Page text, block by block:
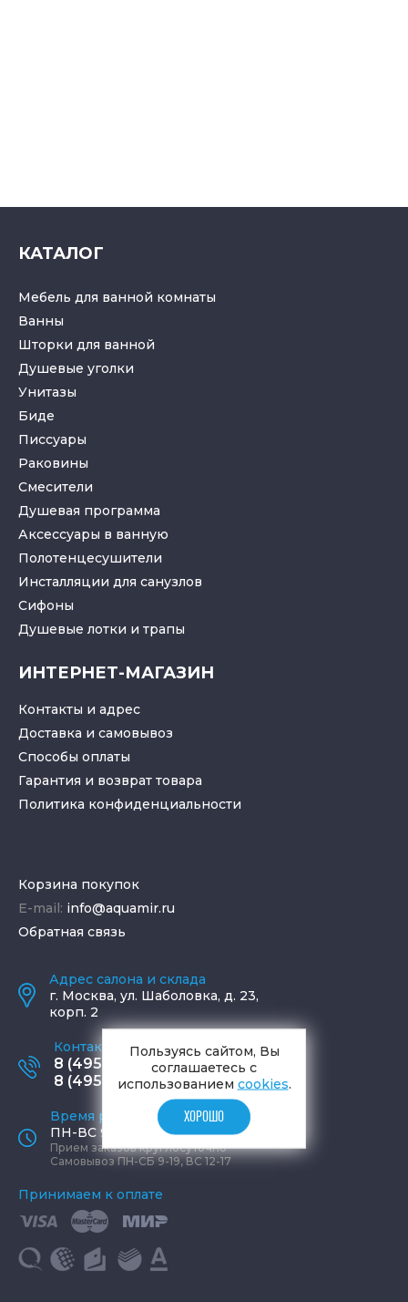
КАТАЛОГ
Мебель для ванной комнаты
Ванны
Шторки для ванной
Душевые уголки
Унитазы
Биде
Писсуары
Раковины
Смесители
Душевая программа
Аксессуары в ванную
Полотенцесушители
Инсталляции для санузлов
Cифоны
Душевые лотки и трапы
ИНТЕРНЕТ-МАГАЗИН
Контакты и адрес
Доставка и самовывоз
Способы оплаты
Гарантия и возврат товара
Политика конфиденциальности
Корзина покупок
E-mail: info@aquamir.ru
Обратная связь
Адрес салона и склада
г. Москва, ул. Шаболовка, д. 23,
корп. 2
Контактные телефоны
8 (495) 795-77-65
8 (495) 797-11-67
Время работы офиса
ПН-ВС 9:00 - 19:00
Прием заказов круглосуточно
Самовывоз ПН-СБ 9-19, ВС 12-17
Принимаем к оплате
Пользуясь сайтом, Вы
соглашаетесь с
использованием cookies.
ХОРОШО